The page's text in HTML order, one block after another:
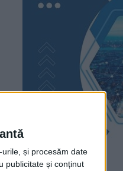
și procesăm date
publicitate și conținut